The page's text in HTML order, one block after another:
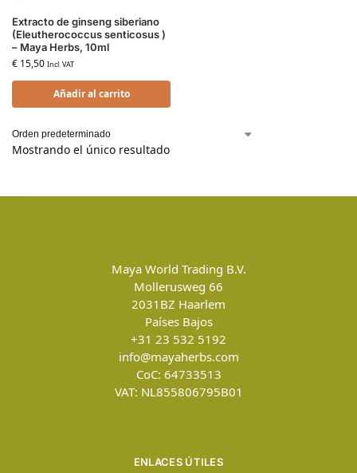
Extracto de ginseng siberiano
(Eleutherococcus senticosus )
– Maya Herbs, 10ml
€ 15,50 Incl. VAT
Añadir al carrito
Mostrando el único resultado
Maya World Trading B.V.
Mollerusweg 66
2031BZ Haarlem
Países Bajos
+31 23 532 5192
info@mayaherbs.com
CoC: 64733513
VAT: NL855806795B01
ENLACES ÚTILES